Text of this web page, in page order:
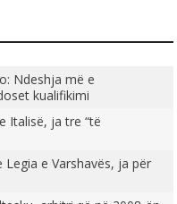
Ndeshja më e
kualifikimi
Italisë, ja tre “të
e Varshavës, ja për